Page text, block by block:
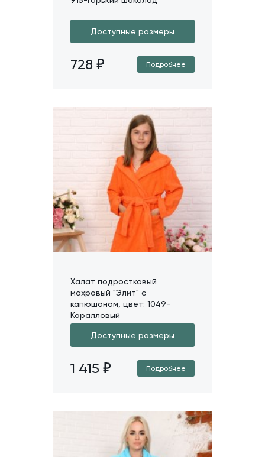
Доступные размеры
728 Подробнее
Халат подростковый
махровый "Элит" с
капюшоном, цвет: 1049-
Коралловый
Доступные размеры
1 415 Подробнее